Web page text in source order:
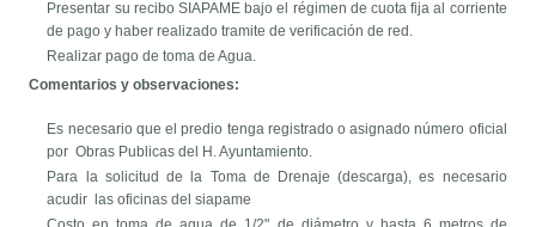
Presentar su recibo SIAPAME bajo el régimen de cuota fija al corriente
de pago y haber realizado tramite de verificación de red.
Realizar pago de toma de Agua.
Comentarios y observaciones:
Es necesario que el predio tenga registrado o asignado número oficial
por Obras Publicas del H. Ayuntamiento.
Para la solicitud de la Toma de Drenaje (descarga), es necesario
acudir las oficinas del siapame